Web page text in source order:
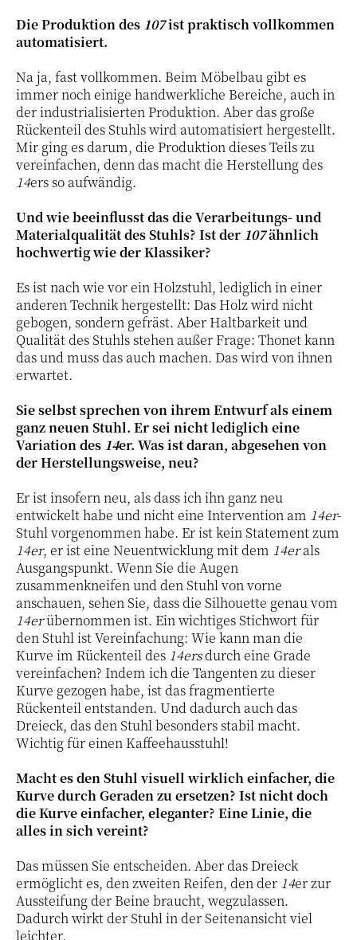
Die Produktion des 107ist praktisch vollkommen
automatisiert.
Na ja, fast vollkommen. Beim Möbelbau gibt es
immer noch einige handwerkliche Bereiche, auch in
der industrialisierten Produktion. Aber das große
Rückenteil des Stuhls wird automatisiert hergestellt.
Mir ging es darum, die Produktion dieses Teils zu
vereinfachen, denn das macht die Herstellung des
14ers so aufwändig.
Und wie beeinflusst das die Verarbeitungs- und
Materialqualität des Stuhls? Ist der 107ähnlich
hochwertig wie der Klassiker?
Es ist nach wie vor ein Holzstuhl, lediglich in einer
anderen Technik hergestellt: Das Holz wird nicht
gebogen, sondern gefräst. Aber Haltbarkeit und
Qualität des Stuhls stehen außer Frage: Thonet kann
das und muss das auch machen. Das wird von ihnen
erwartet.
Sie selbst sprechen von ihrem Entwurf als einem
ganz neuen Stuhl. Er sei nicht lediglich eine
Variation des 14er. Was ist daran, abgesehen von
der Herstellungsweise, neu?
Er ist insofern neu, als dass ich ihn ganz neu
entwickelt habe und nicht eine Intervention am 14er-
Stuhl vorgenommen habe. Er ist kein Statement zum
14er, er ist eine Neuentwicklung mit dem 14erals
Ausgangspunkt. Wenn Sie die Augen
zusammenkneifen und den Stuhl von vorne
anschauen, sehen Sie, dass die Silhouette genau vom
14erübernommen ist. Ein wichtiges Stichwort für
den Stuhl ist Vereinfachung: Wie kann man die
Kurve im Rückenteil des 14ersdurch eine Grade
vereinfachen? Indem ich die Tangenten zu dieser
Kurve gezogen habe, ist das fragmentierte
Rückenteil entstanden. Und dadurch auch das
Dreieck, das den Stuhl besonders stabil macht.
Wichtig für einen Kaffeehausstuhl!
Macht es den Stuhl visuell wirklich einfacher, die
Kurve durch Geraden zu ersetzen? Ist nicht doch
die Kurve einfacher, eleganter? Eine Linie, die
alles in sich vereint?
Das müssen Sie entscheiden. Aber das Dreieck
ermöglicht es, den zweiten Reifen, den der 14er zur
Aussteifung der Beine braucht, wegzulassen.
Dadurch wirkt der Stuhl in der Seitenansicht viel
leichter.